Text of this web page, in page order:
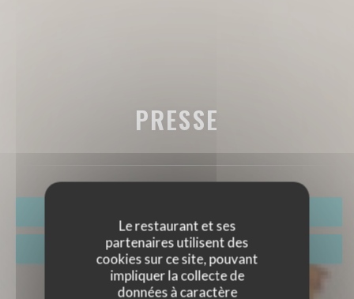
Le restaurant et ses
partenaires utilisent des
cookies sur ce site, pouvant
impliquer la collecte de
données à caractère
PRESSE
VENTE À EMPORTER